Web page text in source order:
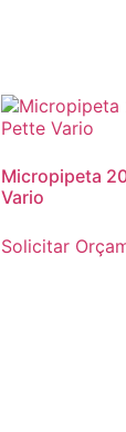
Micropipeta
Vario
Solicitar